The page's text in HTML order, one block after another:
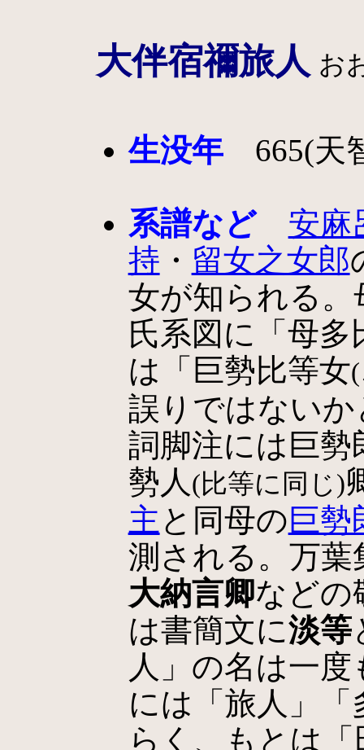
大伴宿禰旅人 お
生没年665(天
系譜など
安麻
持 ・ 留女之女郎
女が知られる
氏系図に「母
は「巨勢比等女
誤りではないか
詞脚注には巨勢
勢人 (比等に同じ)
主 と同母の巨勢
測される。万葉
大納言卿などの
は書簡文に淡等
人」の名は一
には「旅人」
らく、もとは